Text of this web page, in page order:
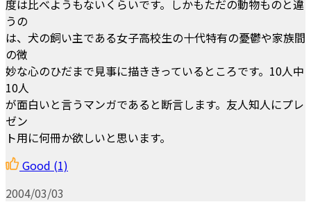
度は比べようもないくらいです。しかもただの動物ものと違
うの
は、犬の飼い主である女子高校生の十代特有の憂鬱や家族間
の微
妙な心のひだまで見事に描ききっているところです。10人中
10人
が面白いと言うマンガであると断言します。友人知人にプレ
ゼン
ト用に何冊か欲しいと思います。
Good (1)
2004/03/03